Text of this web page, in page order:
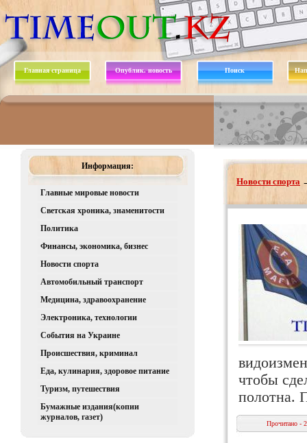
Главная страница Опублик. новость Поиск
Информация:
Главные мировые новости
Светская хроника, знаменитости
Политика
Финансы, экономика, бизнес
Новости спорта
Автомобильный транспорт
Медицина, здравоохранение
Электроника, технологии
События на Украине
Происшествия, криминал
Еда, кулинария, здоровое питание
Туризм, путешествия
Бумажные издания(копии
журналов, газет)
Новости спорта
чтобы
полотна.
Прочитано -